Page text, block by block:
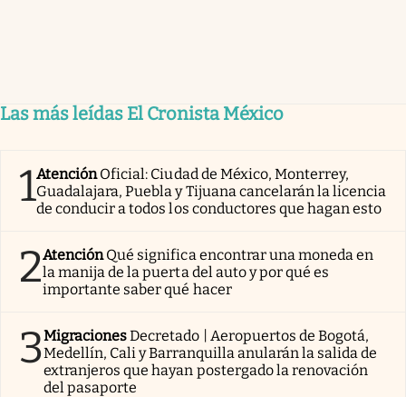
Las más leídas El Cronista México
1AtenciónOficial: Ciudad de México, Monterrey,
Guadalajara, Puebla y Tijuana cancelarán la licencia
de conducir a todos los conductores que hagan esto
2AtenciónQué significa encontrar una moneda en
la manija de la puerta del auto y por qué es
importante saber qué hacer
3MigracionesDecretado | Aeropuertos de Bogotá,
Medellín, Cali y Barranquilla anularán la salida de
extranjeros que hayan postergado la renovación
del pasaporte